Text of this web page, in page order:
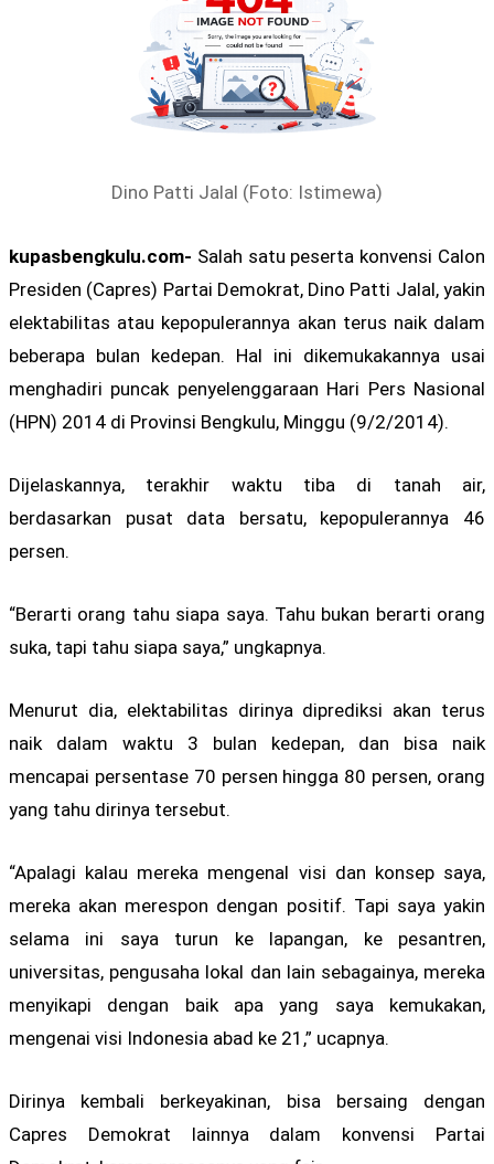
Dino Patti Jalal (Foto: Istimewa)
kupasbengkulu.com- Salah satu peserta konvensi Calon
Presiden (Capres) Partai Demokrat, Dino Patti Jalal, yakin
elektabilitas atau kepopulerannya akan terus naik dalam
beberapa bulan kedepan. Hal ini dikemukakannya usai
menghadiri puncak penyelenggaraan Hari Pers Nasional
(HPN) 2014 di Provinsi Bengkulu, Minggu (9/2/2014).
Dijelaskannya, terakhir waktu tiba di tanah air,
berdasarkan pusat data bersatu, kepopulerannya 46
persen.
“Berarti orang tahu siapa saya. Tahu bukan berarti orang
suka, tapi tahu siapa saya,” ungkapnya.
Menurut dia, elektabilitas dirinya diprediksi akan terus
naik dalam waktu 3 bulan kedepan, dan bisa naik
mencapai persentase 70 persen hingga 80 persen, orang
yang tahu dirinya tersebut.
“Apalagi kalau mereka mengenal visi dan konsep saya,
mereka akan merespon dengan positif. Tapi saya yakin
selama ini saya turun ke lapangan, ke pesantren,
universitas, pengusaha lokal dan lain sebagainya, mereka
menyikapi dengan baik apa yang saya kemukakan,
mengenai visi Indonesia abad ke 21,” ucapnya.
Dirinya kembali berkeyakinan, bisa bersaing dengan
Capres Demokrat lainnya dalam konvensi Partai